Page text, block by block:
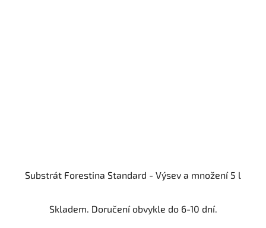
Substrát Forestina Standard - Výsev a množení 5 l
Skladem. Doručení obvykle do 6-10 dní.